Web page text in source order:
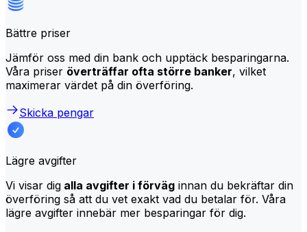
Bättre priser
Jämför oss med din bank och upptäck besparingarna.
Våra priser överträffar ofta större banker, vilket
maximerar värdet på din överföring.
Skicka pengar
Lägre avgifter
Vi visar dig alla avgifter i förväg innan du bekräftar din
överföring så att du vet exakt vad du betalar för. Våra
lägre avgifter innebär mer besparingar för dig.